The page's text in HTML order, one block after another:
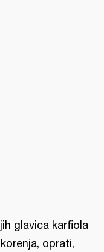
glavica karfiola
oprati,